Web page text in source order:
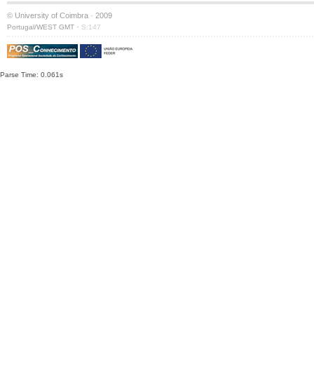
© University of Coimbra · 2009
Portugal/WEST GMT · S:147
Parse Time: 0.061s